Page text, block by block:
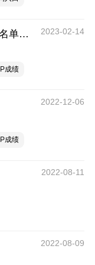
2022年11月CISP-PTS考试通过人员名单公布 2023-02-14
成绩
2022-12-06
成绩
2022-08-11
2022-08-09